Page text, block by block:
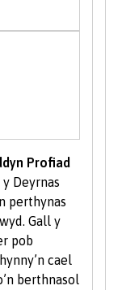
a
cefnogi i
ac yn
ar
Profiad
y Deyrnas
perthynas
Gall y
pob
cael
berthnasol